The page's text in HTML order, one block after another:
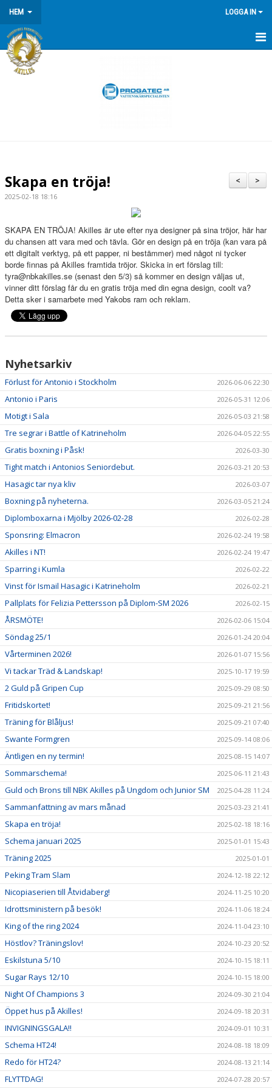
HEM LOGGA IN
HEM
>
<
Skapa en tröja!
2025-02-18 18:16
SKAPA EN TRÖJA! Akilles är ute efter nya designer på sina tröjor, här har
du chansen att vara med och tävla. Gör en design på en tröja (kan vara på
ett digitalt verktyg, på ett papper, ni bestämmer) med något ni tycker
borde finnas på Akilles framtida tröjor. Skicka in ert förslag till:
tyra@nbkakilles.se (senast den 5/3) så kommer en design väljas ut,
vinner ditt förslag får du en gratis tröja med din egna design, coolt va?
Detta sker i samarbete med Yakobs ram och reklam.
Nyhetsarkiv
Förlust för Antonio i Stockholm 2026-06-06 22:30
Antonio i Paris 2026-05-31 12:06
Motigt i Sala 2026-05-03 21:58
Tre segrar i Battle of Katrineholm 2026-04-05 22:55
Gratis boxning i Påsk! 2026-03-30
Tight match i Antonios Seniordebut. 2026-03-21 20:53
Hasagic tar nya kliv 2026-03-07
Boxning på nyheterna. 2026-03-05 21:24
Diplomboxarna i Mjölby 2026-02-28 2026-02-28
Sponsring: Elmacron 2026-02-24 19:58
Akilles i NT! 2026-02-24 19:47
Sparring i Kumla 2026-02-22
Vinst för Ismail Hasagic i Katrineholm 2026-02-21
Pallplats för Felizia Pettersson på Diplom-SM 2026 2026-02-15
ÅRSMÖTE! 2026-02-06 15:04
Söndag 25/1 2026-01-24 20:04
Vårterminen 2026! 2026-01-07 15:56
Vi tackar Träd & Landskap! 2025-10-17 19:59
2 Guld på Gripen Cup 2025-09-29 08:50
Fritidskortet! 2025-09-21 21:56
Träning för Blåljus! 2025-09-21 07:40
Swante Formgren 2025-09-14 08:06
Äntligen en ny termin! 2025-08-15 14:07
Sommarschema! 2025-06-11 21:43
Guld och Brons till NBK Akilles på Ungdom och Junior SM 2025-04-28 11:24
Sammanfattning av mars månad 2025-03-23 21:41
Skapa en tröja! 2025-02-18 18:16
Schema januari 2025 2025-01-01 15:43
Träning 2025 2025-01-01
Peking Tram Slam 2024-12-18 22:12
Nicopiaserien till Åtvidaberg! 2024-11-25 10:20
Idrottsministern på besök! 2024-11-06 18:24
King of the ring 2024 2024-11-04 23:10
Höstlov? Träningslov! 2024-10-23 20:52
Eskilstuna 5/10 2024-10-15 18:11
Sugar Rays 12/10 2024-10-15 18:00
Night Of Champions 3 2024-09-30 21:04
Öppet hus på Akilles! 2024-09-18 20:31
INVIGNINGSGALA!! 2024-09-01 10:31
Schema HT24! 2024-08-18 18:09
Redo för HT24? 2024-08-13 21:14
FLYTTDAG! 2024-07-28 20:57